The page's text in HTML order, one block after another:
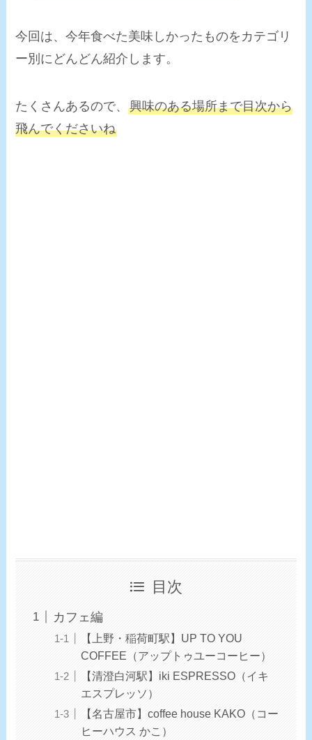
今回は、今年食べた美味しかったものをカテゴリ
ー別にどんどん紹介します。
たくさんあるので、興味のある場所まで目次から
飛んでくださいね
目次
カフェ編
【上野・稲荷町駅】UP TO YOU
COFFEE（アップトゥユーコーヒー）
【清澄白河駅】iki ESPRESSO（イキ
エスプレッソ）
【名古屋市】coffee house KAKO（コー
ヒーハウス かこ）